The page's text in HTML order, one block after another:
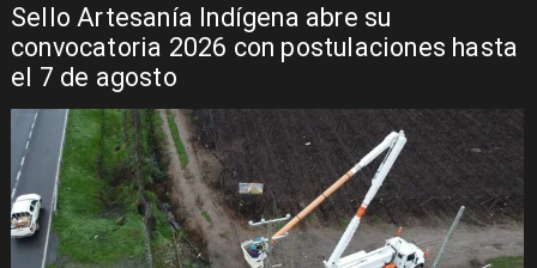
Sello Artesanía Indígena abre su
convocatoria 2026 con postulaciones hasta
el 7 de agosto